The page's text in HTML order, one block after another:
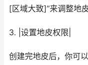
[区域大致]”来调整地
3. |设置地皮权限|
创建完地皮后，你可